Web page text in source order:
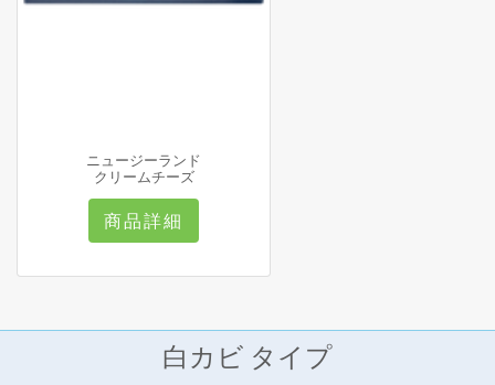
ニュージーランド
クリームチーズ
商品詳細
白カビ タイプ